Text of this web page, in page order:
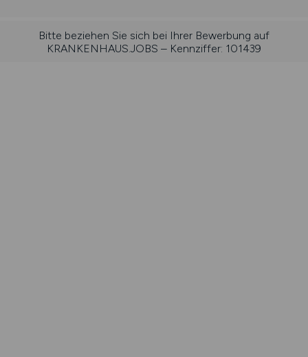
Bitte beziehen Sie sich bei Ihrer Bewerbung auf
KRANKENHAUS.JOBS – Kennziffer: 101439